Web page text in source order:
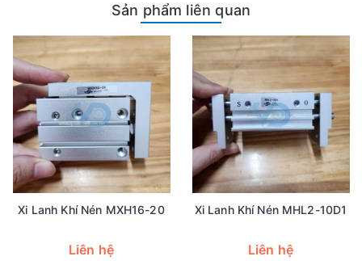
Sản phẩm liên quan
Xi Lanh Khí Nén MXH16-20
Liên hệ
Xi Lanh Khí Nén MHL2-10D1
Liên hệ